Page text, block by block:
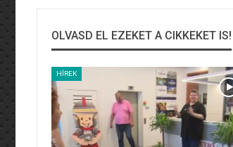
OLVASD EL EZEKET A CIKKEKET IS!
HÍREK